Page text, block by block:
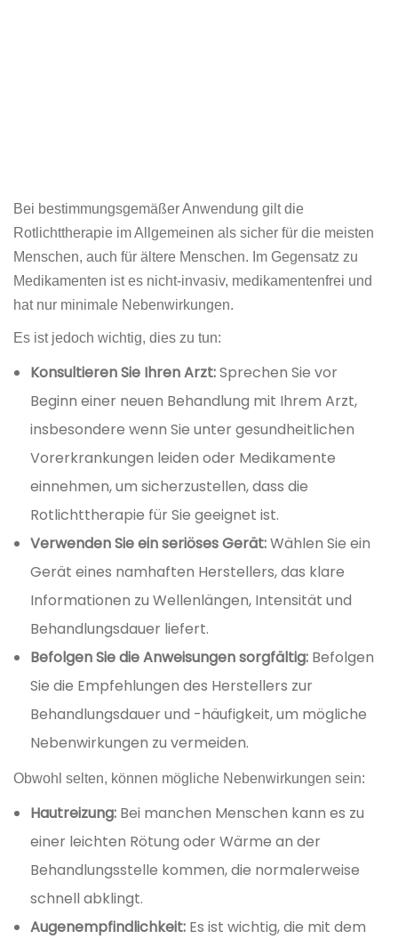
Bei bestimmungsgemäßer Anwendung gilt die
Rotlichttherapie im Allgemeinen als sicher für die meisten
Menschen, auch für ältere Menschen. Im Gegensatz zu
Medikamenten ist es nicht-invasiv, medikamentenfrei und
hat nur minimale Nebenwirkungen.
Es ist jedoch wichtig, dies zu tun:
Konsultieren Sie Ihren Arzt:Sprechen Sie vor
Beginn einer neuen Behandlung mit Ihrem Arzt,
insbesondere wenn Sie unter gesundheitlichen
Vorerkrankungen leiden oder Medikamente
einnehmen, um sicherzustellen, dass die
Rotlichttherapie für Sie geeignet ist.
Verwenden Sie ein seriöses Gerät:Wählen Sie ein
Gerät eines namhaften Herstellers, das klare
Informationen zu Wellenlängen, Intensität und
Behandlungsdauer liefert.
Befolgen Sie die Anweisungen sorgfältig: Befolgen
Sie die Empfehlungen des Herstellers zur
Behandlungsdauer und -häufigkeit, um mögliche
Nebenwirkungen zu vermeiden.
Obwohl selten, können mögliche Nebenwirkungen sein:
Hautreizung: Bei manchen Menschen kann es zu
einer leichten Rötung oder Wärme an der
Behandlungsstelle kommen, die normalerweise
schnell abklingt.
Augenempfindlichkeit: Es ist wichtig, die mit dem